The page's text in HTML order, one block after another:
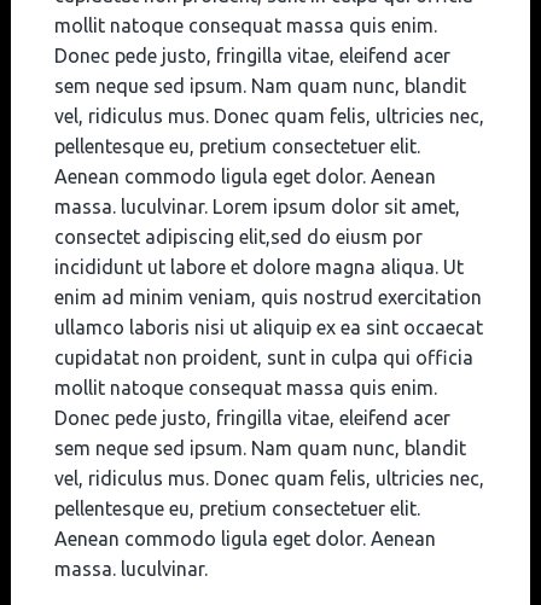
mollit natoque consequat massa quis enim.
Donec pede justo, fringilla vitae, eleifend acer
sem neque sed ipsum. Nam quam nunc, blandit
vel, ridiculus mus. Donec quam felis, ultricies nec,
pellentesque eu, pretium consectetuer elit.
Aenean commodo ligula eget dolor. Aenean
massa. luculvinar. Lorem ipsum dolor sit amet,
consectet adipiscing elit,sed do eiusm por
incididunt ut labore et dolore magna aliqua. Ut
enim ad minim veniam, quis nostrud exercitation
ullamco laboris nisi ut aliquip ex ea sint occaecat
cupidatat non proident, sunt in culpa qui officia
mollit natoque consequat massa quis enim.
Donec pede justo, fringilla vitae, eleifend acer
sem neque sed ipsum. Nam quam nunc, blandit
vel, ridiculus mus. Donec quam felis, ultricies nec,
pellentesque eu, pretium consectetuer elit.
Aenean commodo ligula eget dolor. Aenean
massa. luculvinar.